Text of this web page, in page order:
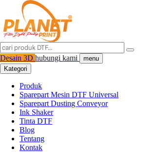
Desain 3D hubungi kami
menu
Kategori
Produk
Sparepart Mesin DTF Universal
Sparepart Dusting Conveyor
Ink Shaker
Tinta DTF
Blog
Tentang
Kontak